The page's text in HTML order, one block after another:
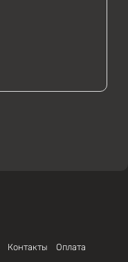
Контакты
Оплата